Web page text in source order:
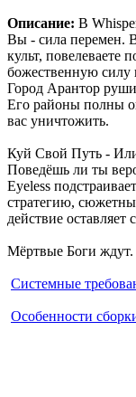
Описание: В
Вы - сила перемен.
культ, повелеваете
божественную силу
Город Арантор
Его районы полны
вас уничтожить.
Куй Свой Путь -
Поведёшь ли ты
Eyeless
стратегию,
действие оставляет
Мёртвые Боги ждут.
Системные
Особенности